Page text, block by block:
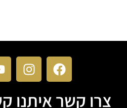
צרו קשר איתנו